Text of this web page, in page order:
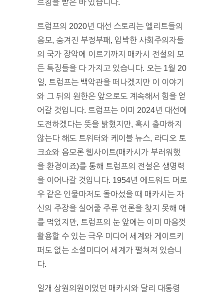
르침을 받은 바 있습니다.
트럼프의 2020년 대선 스토리는 엘리트들의
음모, 숨겨진 부정부패, 임박한 사회주의자들
의 국가 장악에 이르기까지 매카시 전설의 모
든 특징들을 다 가지고 있습니다. 오는 1월 20
일, 트럼프는 백악관을 떠나겠지만 이 이야기
와 그 뒤의 원한은 앞으로도 계속해서 힘을 얻
어갈 것입니다. 트럼프는 이미 2024년 대선에
도전하겠다는 뜻을 밝혔지만, 혹시 출마하지
않는다 해도 트위터와 케이블 뉴스, 라디오 토
크쇼와 음모론 웹사이트(매카시가 부러워했
을 환경이죠)를 통해 트럼프의 전설은 생명력
을 이어나갈 것입니다. 1954년 에드워드 머로
우 같은 인물마저도 돌아섰을 때 매카시는 자
신의 주장을 실어줄 주류 언론을 찾지 못해 애
를 먹었지만, 트럼프의 눈 앞에는 이미 마음껏
활용할 수 있는 극우 미디어 세계와 게이트키
퍼도 없는 소셜미디어 세계가 펼쳐져 있습니
다.
일개 상원의원이었던 매카시와 달리 대통령